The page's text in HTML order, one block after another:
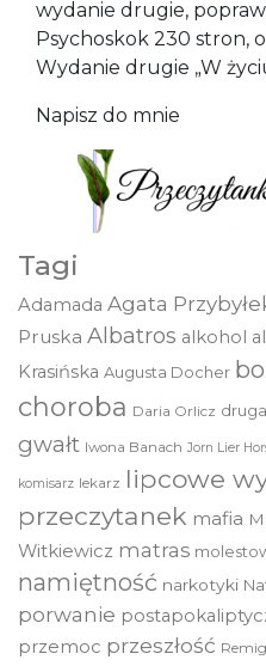
wydanie drugie,
Psychoskok 230 stron,
Wydanie drugie „W
Napisz do mnie
Tagi
Adamada Agata
Pruska Albatros alkohol
Krasińska Augusta Docher
choroba Daria Orlicz
gwałt Iwona Banach Jorn Lier
komisarz lekarz lipcowe
przeczytanek mafia
Witkiewicz matras
namiętność narkotyki
porwanie
przemoc przeszłość